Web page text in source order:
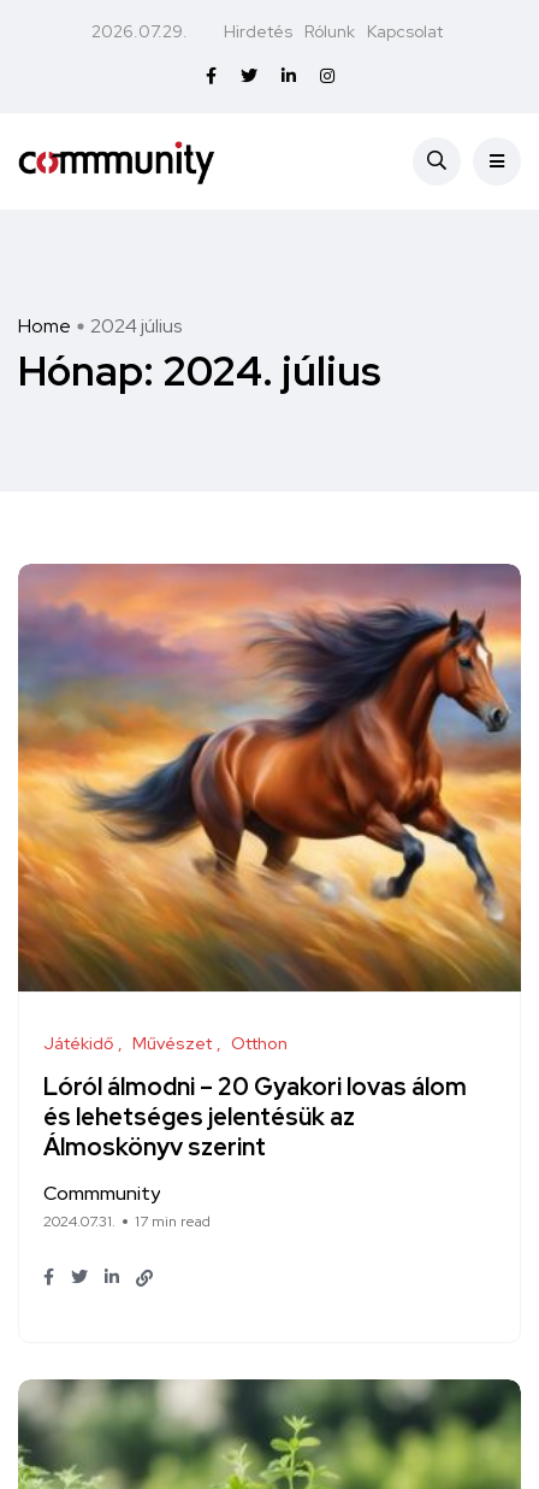
2026.07.29. Hirdetés Rólunk Kapcsolat
Home 2024 július
Hónap: 2024. július
Játékidő Művészet Otthon
Lóról álmodni – 20 Gyakori lovas álom
és lehetséges jelentésük az
Álmoskönyv szerint
Commmunity
2024.07.31. 17 min read